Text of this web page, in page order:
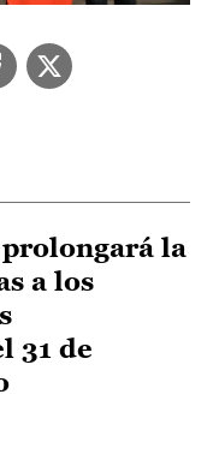
la
a los
31 de